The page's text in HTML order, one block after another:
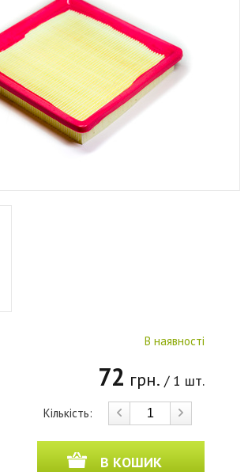
В наявності
72 грн. / 1 шт.
Кількість:
В КОШИК